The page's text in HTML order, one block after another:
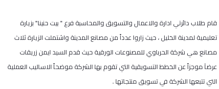
قام طلاب دائرتي ادارة والاعمال والتسويق والمحاسبة فرع " بيت حنينا" بزيارة
تعليمية لمدينة الخليل ، حيث زاروا عدداً من مصانع المدينة واشتملت الزيارة ثلاث
مصانع هي شركة الحرباوي للمصنوعات الورقية حيث قدم السيد ايمن زريقات
عرضاَ موجزاً عن الخطط التسويقية التي تقوم بها الشركة موضحاً الاساليب العملية
التي تتبعها الشركة في تسويق منتجاتها .